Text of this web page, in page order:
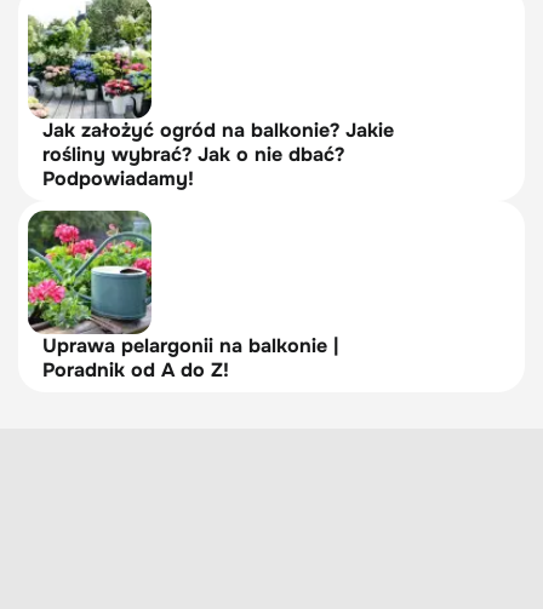
Jak założyć ogród na balkonie? Jakie
rośliny wybrać? Jak o nie dbać?
Podpowiadamy!
Uprawa pelargonii na balkonie |
Poradnik od A do Z!